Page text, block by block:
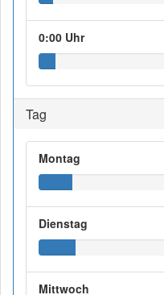
0:00 Uhr
Tag
Montag
Dienstag
Mittwoch